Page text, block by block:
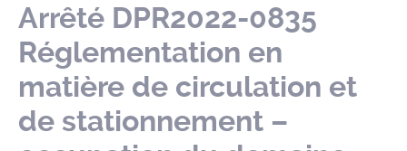
Arrêté DPR2022-0835
Réglementation en
matière de circulation et
de stationnement –